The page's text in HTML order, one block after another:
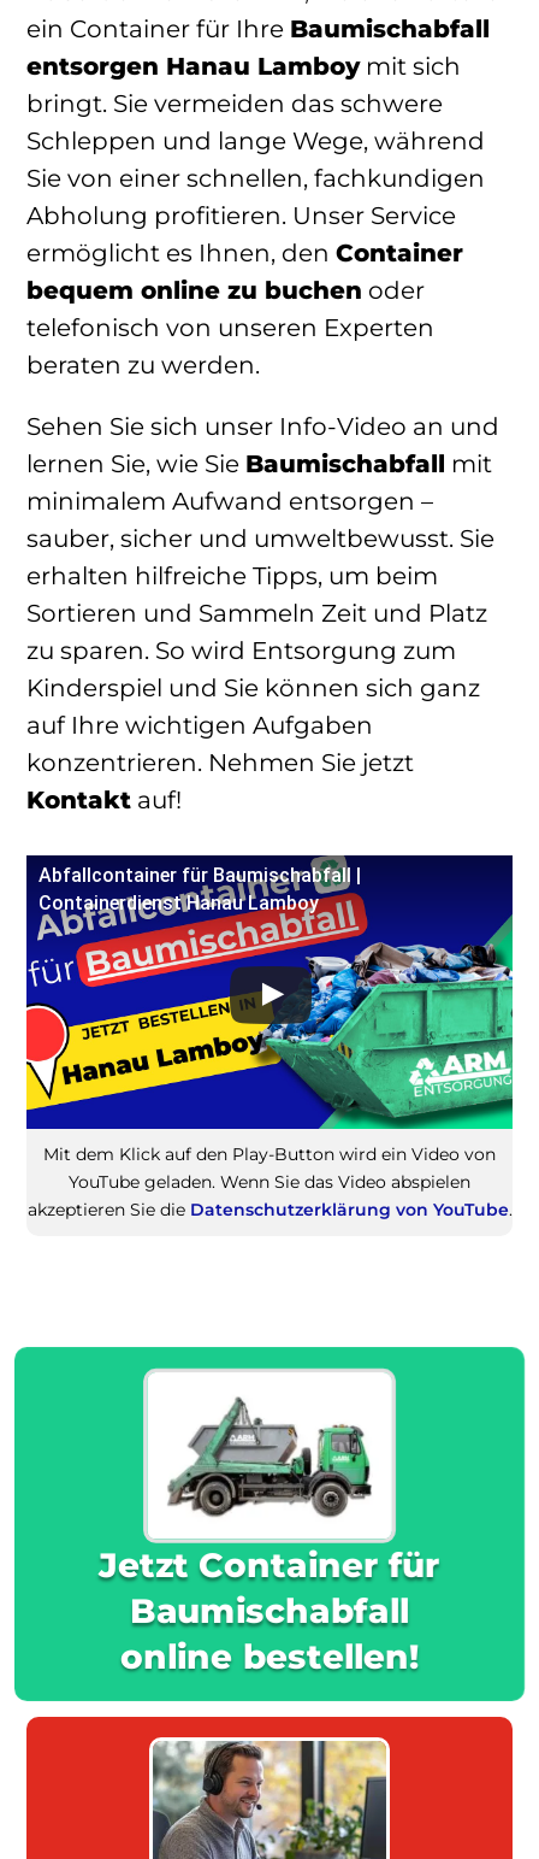
ein Container für Ihre Baumischabfall
entsorgen Hanau Lamboymit sich
bringt. Sie vermeiden das schwere
Schleppen und lange Wege, während
Sie von einer schnellen, fachkundigen
Abholung profitieren. Unser Service
ermöglicht es Ihnen, den Container
bequem online zu buchen oder
telefonisch von unseren Experten
beraten zu werden.
Sehen Sie sich unser Info-Video an und
lernen Sie, wie Sie Baumischabfall mit
minimalem Aufwand entsorgen –
sauber, sicher und umweltbewusst. Sie
erhalten hilfreiche Tipps, um beim
Sortieren und Sammeln Zeit und Platz
zu sparen. So wird Entsorgung zum
Kinderspiel und Sie können sich ganz
auf Ihre wichtigen Aufgaben
konzentrieren. Nehmen Sie jetzt
Kontakt auf!
Abfallcontainer für Baumischabfall |
Containerdienst Hanau Lamboy
Mit dem Klick auf den Play-Button wird ein Video von
YouTube geladen. Wenn Sie das Video abspielen
akzeptieren Sie die Datenschutzerklärung von YouTube.
Jetzt Container für
Baumischabfall
online bestellen!